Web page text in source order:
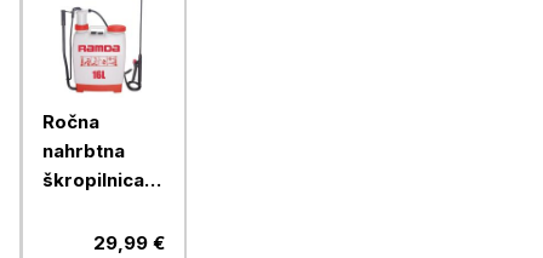
Ročna
nahrbtna
škropilnica
29,99 €